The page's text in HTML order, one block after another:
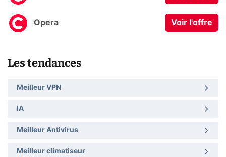
Opera Voir l'offre
Les tendances
Meilleur VPN
IA
Meilleur Antivirus
Meilleur climatiseur